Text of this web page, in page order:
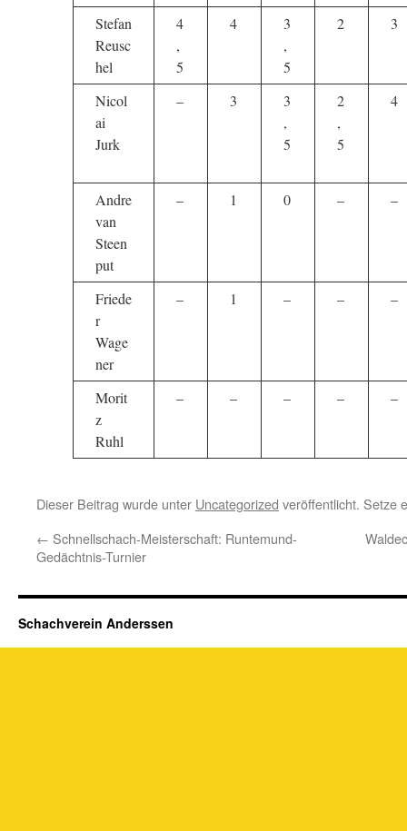
Stefan
Reusc
hel
4
,
5
4
3
,
5
2 3
Nicol
ai
Jurk
– 3
3
,
5
2
,
5
4
Andre
van
Steen
put
– 1 0 – –
Friede
r
Wage
ner
– 1 – – –
Morit
z
Ruhl
– – – – –
Dieser Beitrag wurde unter Uncategorized veröffentlicht. Setze
← Schnellschach-Meisterschaft: Runtemund-
Gedächtnis-Turnier
Schachverein Anderssen